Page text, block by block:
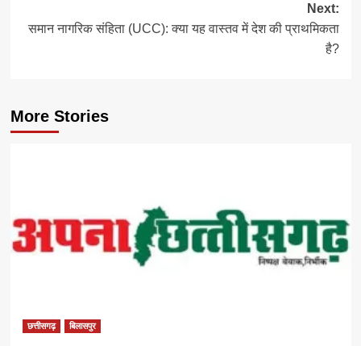
Next:
समान नागरिक संहिता (UCC): क्या यह वास्तव में देश की प्राथमिकता
है?
More Stories
छत्तीसगढ़ बिलासपुर